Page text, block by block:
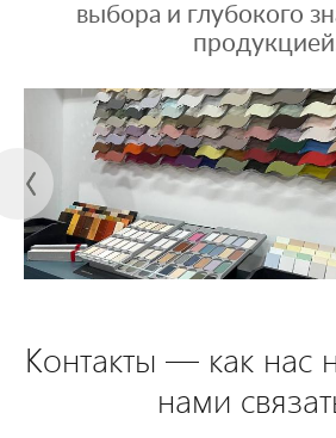
выбора и глубокого
Контакты — как нас
нами